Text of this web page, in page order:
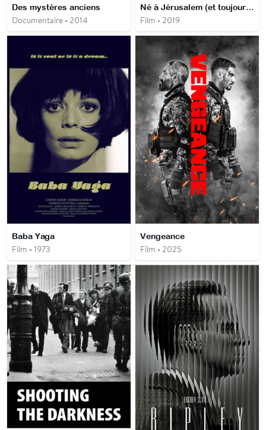
Des mystères anciens
Documentaire • 2014
Né à Jérusalem (et toujours vivant)
Film • 2019
Baba Yaga
Film • 1973
Vengeance
Film • 2025